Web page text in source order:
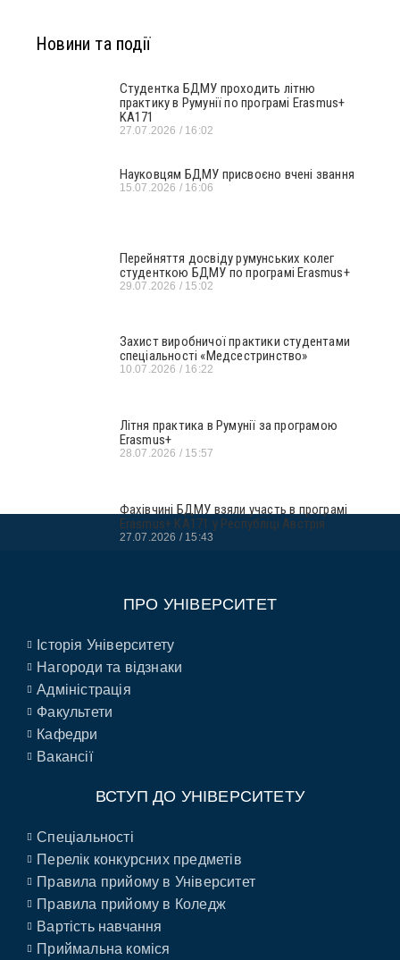
Новини та події
Студентка БДМУ проходить літню
практику в Румунії по програмі Erasmus+
KA171
27.07.2026 16:02
Науковцям БДМУ присвоєно вчені звання
15.07.2026 16:06
Перейняття досвіду румунських колег
студенткою БДМУ по програмі Erasmus+
29.07.2026 15:02
Захист виробничої практики студентами
спеціальності «Медсестринство»
10.07.2026 16:22
Літня практика в Румунії за програмою
Erasmus+
28.07.2026 15:57
Фахівчині БДМУ взяли участь в програмі
Erasmus+ KA171 у Республіці Австрія
27.07.2026 15:43
ПРО УНІВЕРСИТЕТ
Історія Університету
Нагороди та відзнаки
Адміністрація
Факультети
Кафедри
Вакансії
ВСТУП ДО УНІВЕРСИТЕТУ
Спеціальності
Перелік конкурсних предметів
Правила прийому в Університет
Правила прийому в Коледж
Вартість навчання
Приймальна коміся